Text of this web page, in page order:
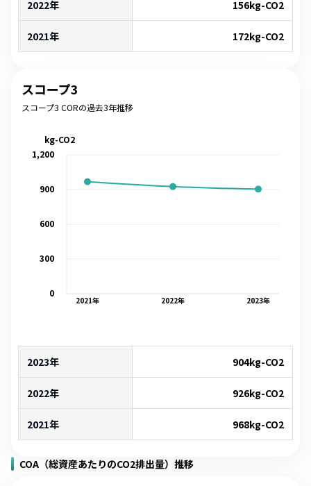
2022年 156kg-CO2
2021年 172kg-CO2
スコープ3
スコープ3 CORの過去3年推移
2021年 2022年 2023年
0
300
600
900
1,200
kg-CO2
2023年 904kg-CO2
2022年 926kg-CO2
2021年 968kg-CO2
COA（総資産あたりのCO2排出量）推移